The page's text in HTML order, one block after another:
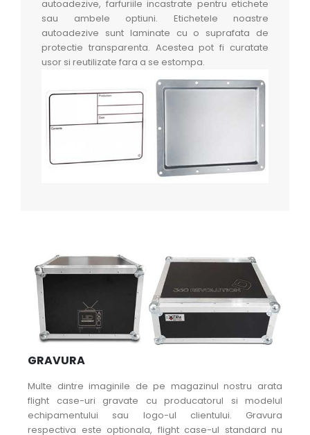
autoadezive, farfuriile incastrate pentru etichete
sau ambele optiuni. Etichetele noastre
autoadezive sunt laminate cu o suprafata de
protectie transparenta. Acestea pot fi curatate
usor si reutilizate fara a se estompa.
GRAVURA
Multe dintre imaginile de pe magazinul nostru arata
flight case-uri gravate cu producatorul si modelul
echipamentului sau logo-ul clientului. Gravura
respectiva este optionala, flight case-ul standard nu